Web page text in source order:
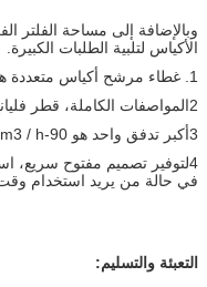
وبالإضافة إلى مساحة الفلتر
الأكياس لتلبية الطلبات الكبيرة.
1. غطاء مرشح أكياس متعددة هو لمرشح تدفق عالي من 2 إلى 24 كيس،
2المواصفات الكاملة، قطر فليانج المدخل والخروج من 3 إلى 18
3أكبر تدفق واحد هو 90-1000m3 / h.
4لتوفير تصميم مفتوح سريع،
في حالة من يريد استخدام
التعبئة والتسليم: